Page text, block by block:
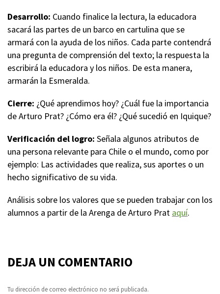
Desarrollo: Cuando finalice la lectura, la educadora
sacará las partes de un barco en cartulina que se
armará con la ayuda de los niños. Cada parte contendrá
una pregunta de comprensión del texto; la respuesta la
escribirá la educadora y los niños. De esta manera,
armarán la Esmeralda.
Cierre: ¿Qué aprendimos hoy? ¿Cuál fue la importancia
de Arturo Prat? ¿Cómo era él? ¿Qué sucedió en Iquique?
Verificación del logro: Señala algunos atributos de
una persona relevante para Chile o el mundo, como por
ejemplo: Las actividades que realiza, sus aportes o un
hecho significativo de su vida.
Análisis sobre los valores que se pueden trabajar con los
alumnos a partir de la Arenga de Arturo Prat aquí.
DEJA UN COMENTARIO
Tu dirección de correo electrónico no será publicada.